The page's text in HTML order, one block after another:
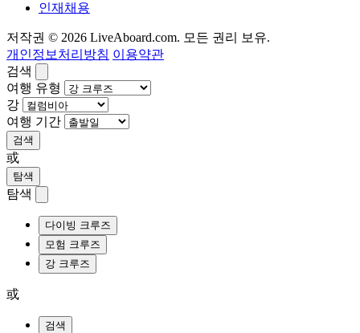
인재채용
저작권 © 2026 LiveAboard.com. 모든 권리 보유.
개인정보처리방침 이용약관
검색
여행 유형
강
여행 기간
검색
或
탐색
탐색
다이빙 크루즈
모험 크루즈
강 크루즈
或
검색